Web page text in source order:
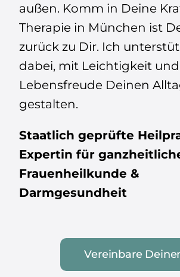
außen. Komm in Deine
Therapie in München ist
zurück zu Dir. Ich
dabei, mit Leichtigkeit und
Lebensfreude Deinen
gestalten.
Staatlich geprüfte
Expertin für
Frauenheilkunde &
Darmgesundheit
Vereinbare